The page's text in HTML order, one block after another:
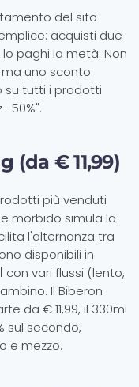
del sito
acquisti due
paghi la metà. Non
uno sconto
su tutti i prodotti
50%".
(da € 11,99)
più venduti
morbido simula la
l'alternanza tra
disponibili in
con vari flussi (lento,
Il Biberon
da € 11,99, il 330ml
sul secondo,
e mezzo.